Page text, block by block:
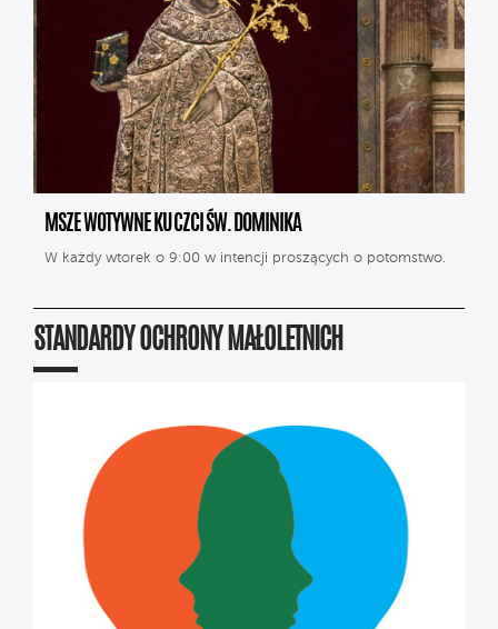
MSZE WOTYWNE KU CZCI ŚW. DOMINIKA
W każdy wtorek o 9:00 w intencji proszących o potomstwo.
STANDARDY OCHRONY MAŁOLETNICH